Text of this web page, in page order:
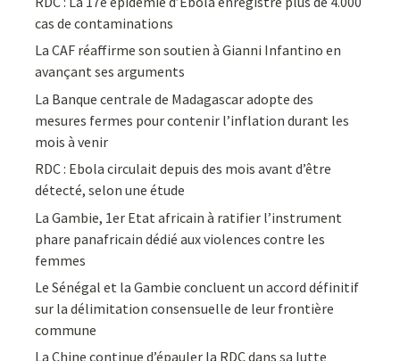
cas de contaminations
La CAF réaffirme son soutien à Gianni Infantino en
avançant ses arguments
La Banque centrale de Madagascar adopte des
mesures fermes pour contenir l’inflation durant les
mois à venir
RDC : Ebola circulait depuis des mois avant d’être
détecté, selon une étude
La Gambie, 1er Etat africain à ratifier l’instrument
phare panafricain dédié aux violences contre les
femmes
Le Sénégal et la Gambie concluent un accord définitif
sur la délimitation consensuelle de leur frontière
commune
La Chine continue d’épauler la RDC dans sa lutte